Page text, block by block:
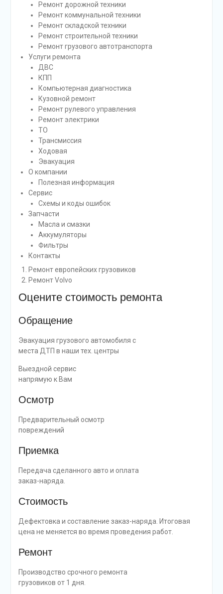
Ремонт дорожной техники
Ремонт коммунальной техники
Ремонт складской техники
Ремонт строительной техники
Ремонт грузового автотранспорта
Услуги ремонта
ДВС
КПП
Компьютерная диагностика
Кузовной ремонт
Ремонт рулевого управления
Ремонт электрики
ТО
Трансмиссия
Ходовая
Эвакуация
О компании
Полезная информация
Сервис
Схемы и коды ошибок
Запчасти
Масла и смазки
Аккумуляторы
Фильтры
Контакты
Ремонт европейских грузовиков
Ремонт Volvo
Оцените стоимость ремонта
Обращение
Эвакуация грузового автомобиля с
места ДТП в наши тех. центры
Выездной сервис
напрямую к Вам
Осмотр
Предварительный осмотр
повреждений
Приемка
Передача сделанного авто и оплата
заказ-наряда.
Стоимость
Дефектовка и составление заказ-наряда. Итоговая
цена не меняется во время проведения работ.
Ремонт
Производство срочного ремонта
грузовиков от 1 дня.